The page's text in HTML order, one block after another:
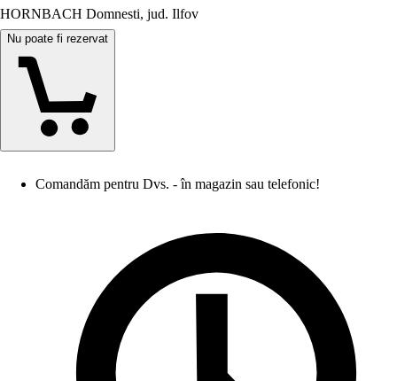
HORNBACH Domnesti, jud. Ilfov
Nu poate fi rezervat
Comandăm pentru Dvs. - în magazin sau telefonic!